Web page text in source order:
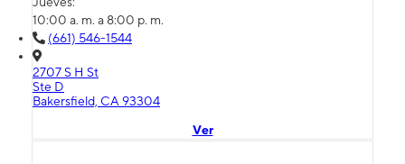
10:00 a. m. a 8:00 p. m.
(661) 546-1544
2707 S H St
Ste D
Bakersfield, CA 93304
Ver